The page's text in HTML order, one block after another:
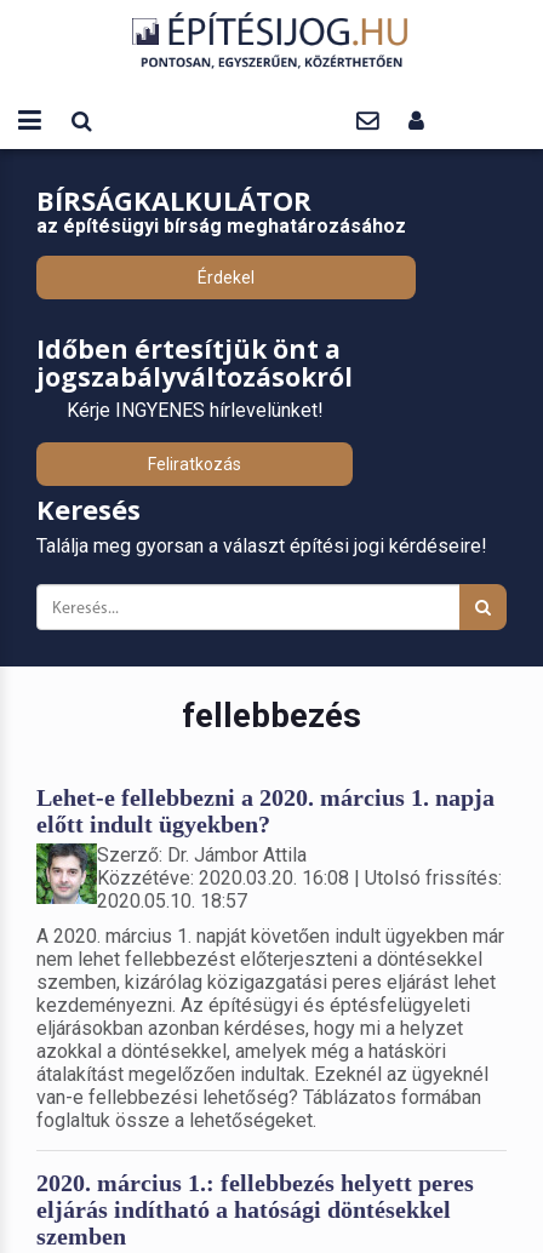
BÍRSÁGKALKULÁTOR
az építésügyi bírság meghatározásához
Érdekel
Időben értesítjük önt a
jogszabályváltozásokról
Kérje INGYENES hírlevelünket!
Feliratkozás
Keresés
Találja meg gyorsan a választ építési jogi kérdéseire!
fellebbezés
Lehet-e fellebbezni a 2020. március 1. napja
előtt indult ügyekben?
Szerző: Dr. Jámbor Attila
Közzétéve: 2020.03.20. 16:08 | Utolsó frissítés:
2020.05.10. 18:57
A 2020. március 1. napját követően indult ügyekben már
nem lehet fellebbezést előterjeszteni a döntésekkel
szemben, kizárólag közigazgatási peres eljárást lehet
kezdeményezni. Az építésügyi és éptésfelügyeleti
eljárásokban azonban kérdéses, hogy mi a helyzet
azokkal a döntésekkel, amelyek még a hatásköri
átalakítást megelőzően indultak. Ezeknél az ügyeknél
van-e fellebbezési lehetőség? Táblázatos formában
foglaltuk össze a lehetőségeket.
2020. március 1.: fellebbezés helyett peres
eljárás indítható a hatósági döntésekkel
szemben